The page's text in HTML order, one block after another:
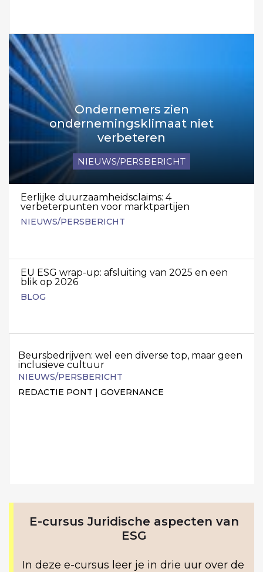
Ondernemers zien
ondernemingsklimaat niet
verbeteren
NIEUWS/PERSBERICHT
Eerlijke duurzaamheidsclaims: 4
verbeterpunten voor marktpartijen
NIEUWS/PERSBERICHT
EU ESG wrap-up: afsluiting van 2025 en een
blik op 2026
BLOG
Beursbedrijven: wel een diverse top, maar geen
inclusieve cultuur
NIEUWS/PERSBERICHT
REDACTIE PONT | GOVERNANCE
E-cursus Juridische aspecten van
ESG
In deze e-cursus leer je in drie uur over de